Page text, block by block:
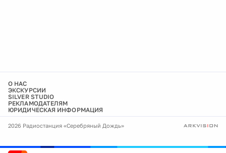
О НАС
ЭКСКУРСИИ
SILVER STUDIO
РЕКЛАМОДАТЕЛЯМ
ЮРИДИЧЕСКАЯ ИНФОРМАЦИЯ
2026 Радиостанция «Серебряный Дождь»